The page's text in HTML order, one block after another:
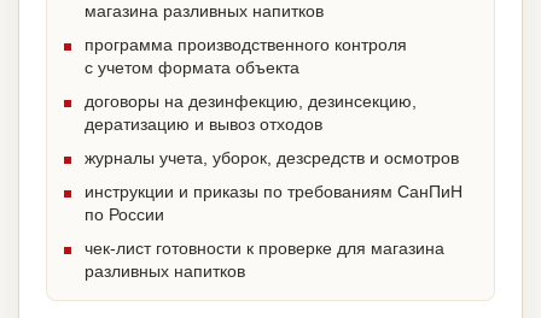
магазина разливных напитков
программа производственного контроля
с учетом формата объекта
договоры на дезинфекцию, дезинсекцию,
дератизацию и вывоз отходов
журналы учета, уборок, дезсредств и осмотров
инструкции и приказы по требованиям СанПиН
по России
чек-лист готовности к проверке для магазина
разливных напитков